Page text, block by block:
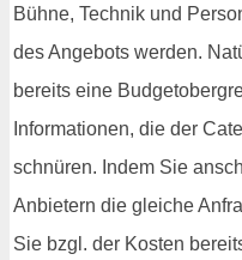
Bühne, Technik und
des Angebots werden.
bereits eine
Informationen, die der
schnüren. Indem Sie
Anbietern die gleiche
Sie bzgl. der Kosten